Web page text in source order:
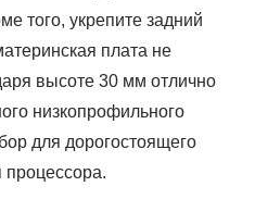
того, укрепите задний
плата не
высоте 30 мм отлично
низкопрофильного
для дорогостоящего
процессора.